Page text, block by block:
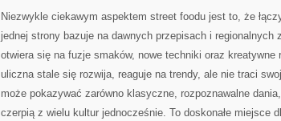
Niezwykle ciekawym aspektem street foodu jest to, że
jednej strony bazuje na dawnych przepisach i
otwiera się na fuzje smaków, nowe techniki oraz
uliczna stale się rozwija, reaguje na trendy, ale nie traci
może pokazywać zarówno klasyczne, rozpoznawalne
czerpią z wielu kultur jednocześnie. To doskonałe miejsce